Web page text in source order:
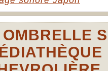
OMBRELLE